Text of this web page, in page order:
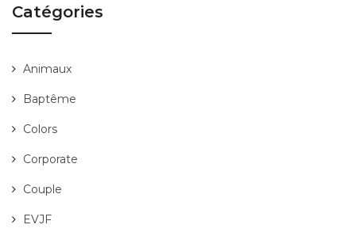
Catégories
Animaux
Baptême
Colors
Corporate
Couple
EVJF